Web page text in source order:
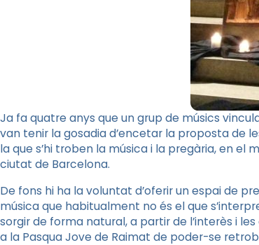
Ja fa quatre anys que un grup de músics
van tenir la gosadia d’encetar la proposta de
la que s’hi troben la música i la pregària, en el
ciutat de Barcelona.
De fons hi ha la voluntat d’oferir un espai de
música que habitualment no és el que
sorgir de forma natural, a partir de l’interès i
a la Pasqua Jove de Raimat de poder-se